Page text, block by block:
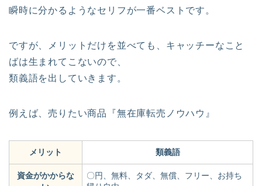
瞬時に分かるようなセリフが一番ベストです。
ですが、メリットだけを並べても、キャッチーなこと
ばは生まれてこないので、
類義語を出していきます。
例えば、売りたい商品『無在庫転売ノウハウ』
メリット 類義語
資金がかからな
〇円、無料、タダ、無償、フリー、お持ち